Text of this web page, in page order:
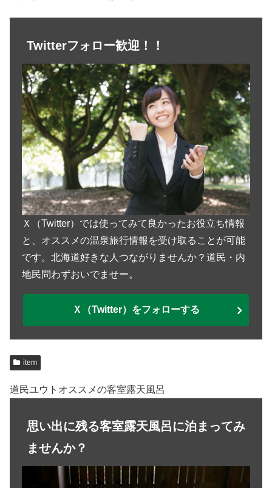
Twitterフォロー歓迎！！
Ｘ（Twitter）では使ってみて良かったお役立ち情報
と、オススメの温泉旅行情報を受け取ることが可能
です。北海道好きな人つながりませんか？道民・内
地民問わずおいでませー。
Ｘ（Twitter）をフォローする
item
道民ユウトオススメの客室露天風呂
思い出に残る客室露天風呂に泊まってみ
ませんか？